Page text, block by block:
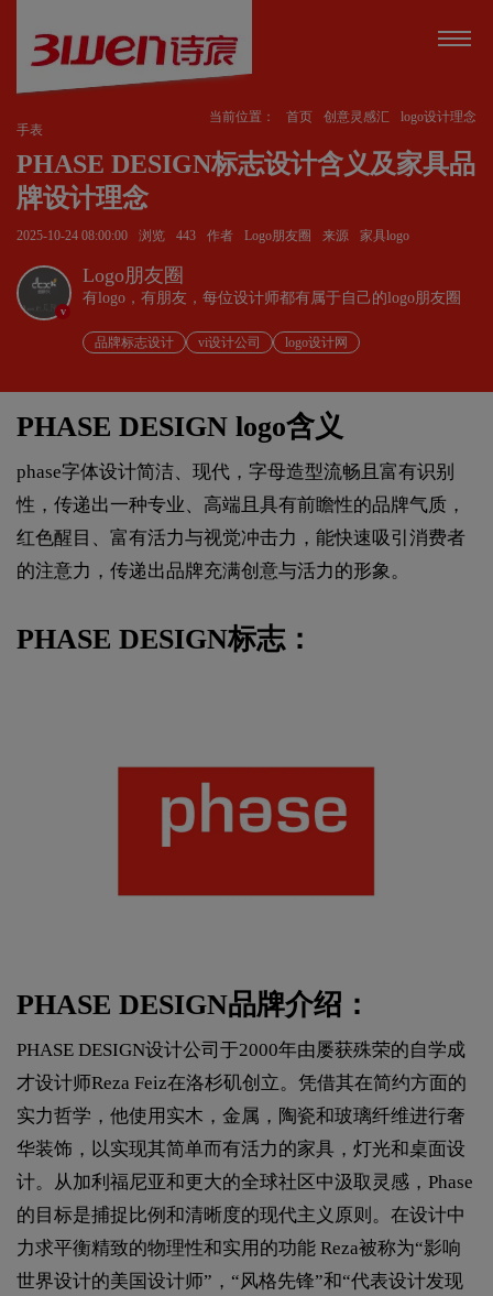
当前位置： 首页 创意灵感汇
logo设计理念
手表
PHASE DESIGN标志设计含义及家具品
牌设计理念
2025-10-24 08:00:00 浏览 443 作者 Logo朋友圈 来源 家具logo
v
Logo朋友圈
有logo，有朋友，每位设计师都有属于自己的logo朋友圈
品牌标志设计 vi设计公司 logo设计网
PHASE DESIGN logo含义
phase字体设计简洁、现代，字母造型流畅且富有识别
性，传递出一种专业、高端且具有前瞻性的品牌气质，
红色醒目、富有活力与视觉冲击力，能快速吸引消费者
的注意力，传递出品牌充满创意与活力的形象。
PHASE DESIGN标志：
PHASE DESIGN品牌介绍：
PHASE DESIGN设计公司于2000年由屡获殊荣的自学成
才设计师Reza Feiz在洛杉矶创立。凭借其在简约方面的
实力哲学，他使用实木，金属，陶瓷和玻璃纤维进行奢
华装饰，以实现其简单而有活力的家具，灯光和桌面设
计。从加利福尼亚和更大的全球社区中汲取灵感，Phase
的目标是捕捉比例和清晰度的现代主义原则。在设计中
力求平衡精致的物理性和实用的功能 Reza被称为“影响
世界设计的美国设计师”，“风格先锋”和“代表设计发现